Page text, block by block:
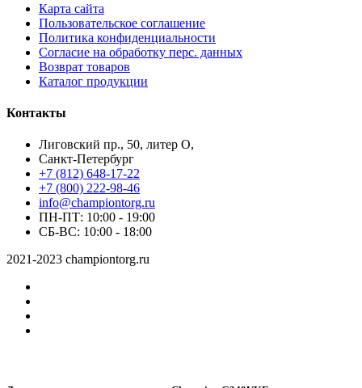
Карта сайта
Пользовательское соглашение
Политика конфиденциальности
Согласие на обработку перс. данных
Возврат товаров
Каталог продукции
Контакты
Лиговский пр., 50, литер О,
Санкт-Петербург
+7 (812) 648-17-22
+7 (800) 222-98-46
info@championtorg.ru
ПН-ПТ: 10:00 - 19:00
СБ-ВС: 10:00 - 18:00
2021-2023 championtorg.ru